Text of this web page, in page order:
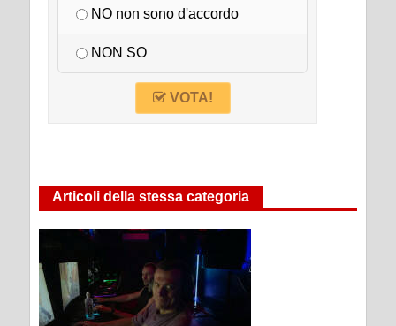
NO non sono d'accordo
NON SO
VOTA!
Articoli della stessa categoria